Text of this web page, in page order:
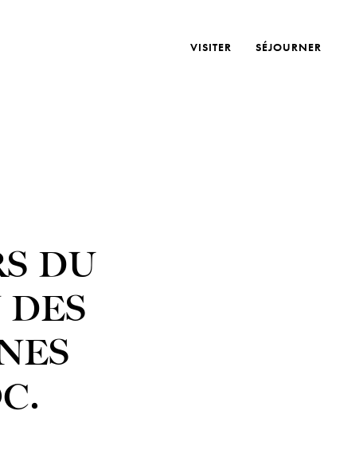
VISITER SÉJOURNER
DU